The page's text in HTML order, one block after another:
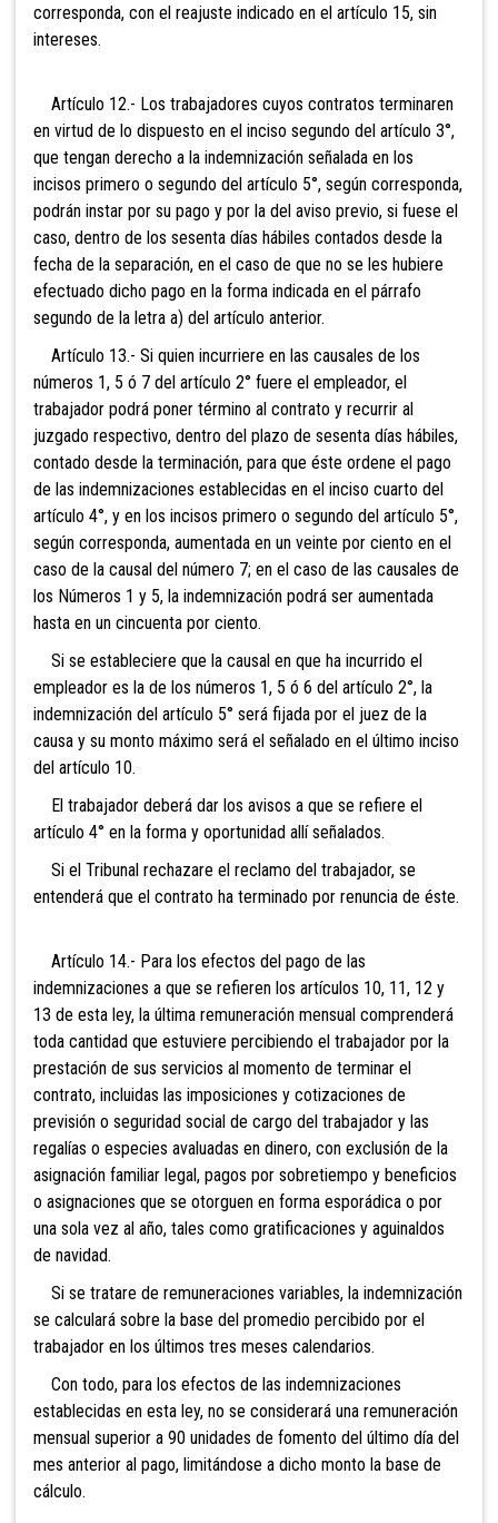
corresponda, con el reajuste indicado en el artículo 15, sin
intereses.
Artículo 12.- Los trabajadores cuyos contratos terminaren
en virtud de lo dispuesto en el inciso segundo del artículo 3°,
que tengan derecho a la indemnización señalada en los
incisos primero o segundo del artículo 5°, según corresponda,
podrán instar por su pago y por la del aviso previo, si fuese el
caso, dentro de los sesenta días hábiles contados desde la
fecha de la separación, en el caso de que no se les hubiere
efectuado dicho pago en la forma indicada en el párrafo
segundo de la letra a) del artículo anterior.
Artículo 13.- Si quien incurriere en las causales de los
números 1, 5 ó 7 del artículo 2° fuere el empleador, el
trabajador podrá poner término al contrato y recurrir al
juzgado respectivo, dentro del plazo de sesenta días hábiles,
contado desde la terminación, para que éste ordene el pago
de las indemnizaciones establecidas en el inciso cuarto del
artículo 4°, y en los incisos primero o segundo del artículo 5°,
según corresponda, aumentada en un veinte por ciento en el
caso de la causal del número 7; en el caso de las causales de
los Números 1 y 5, la indemnización podrá ser aumentada
hasta en un cincuenta por ciento.
Si se estableciere que la causal en que ha incurrido el
empleador es la de los números 1, 5 ó 6 del artículo 2°, la
indemnización del artículo 5° será fijada por el juez de la
causa y su monto máximo será el señalado en el último inciso
del artículo 10.
El trabajador deberá dar los avisos a que se refiere el
artículo 4° en la forma y oportunidad allí señalados.
Si el Tribunal rechazare el reclamo del trabajador, se
entenderá que el contrato ha terminado por renuncia de éste.
Artículo 14.- Para los efectos del pago de las
indemnizaciones a que se refieren los artículos 10, 11, 12 y
13 de esta ley, la última remuneración mensual comprenderá
toda cantidad que estuviere percibiendo el trabajador por la
prestación de sus servicios al momento de terminar el
contrato, incluidas las imposiciones y cotizaciones de
previsión o seguridad social de cargo del trabajador y las
regalías o especies avaluadas en dinero, con exclusión de la
asignación familiar legal, pagos por sobretiempo y beneficios
o asignaciones que se otorguen en forma esporádica o por
una sola vez al año, tales como gratificaciones y aguinaldos
de navidad.
Si se tratare de remuneraciones variables, la indemnización
se calculará sobre la base del promedio percibido por el
trabajador en los últimos tres meses calendarios.
Con todo, para los efectos de las indemnizaciones
establecidas en esta ley, no se considerará una remuneración
mensual superior a 90 unidades de fomento del último día del
mes anterior al pago, limitándose a dicho monto la base de
cálculo.